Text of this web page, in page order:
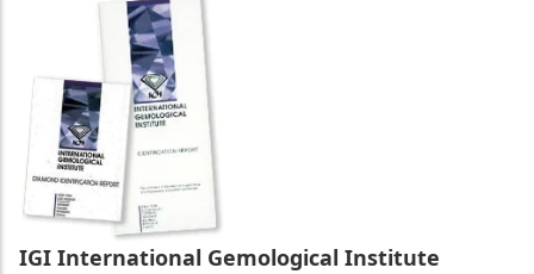
IGI International Gemological Institute